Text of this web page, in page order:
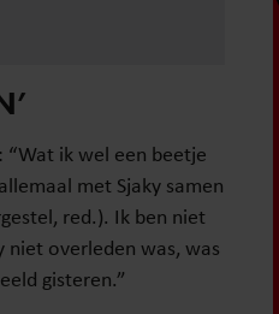
ik wel een beetje
met Sjaky samen
red.). Ik ben niet
niet overleden was, was
gisteren.”